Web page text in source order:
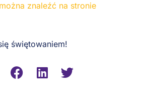
znaleźć na stronie
świętowaniem!